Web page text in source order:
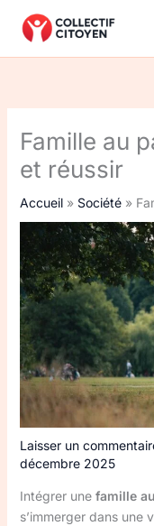
Famille au
et réussir
Accueil Société
Laisser un
décembre 2025
Intégrer une famille
s’immerger dans une